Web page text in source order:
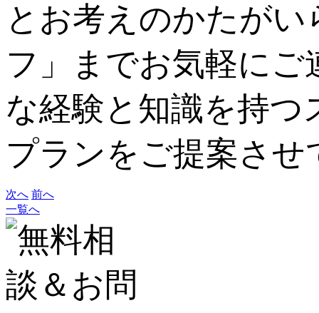
とお考えのかたが
フ」までお気軽に
な経験と知識を持
プランをご提案さ
次へ 前へ
一覧へ